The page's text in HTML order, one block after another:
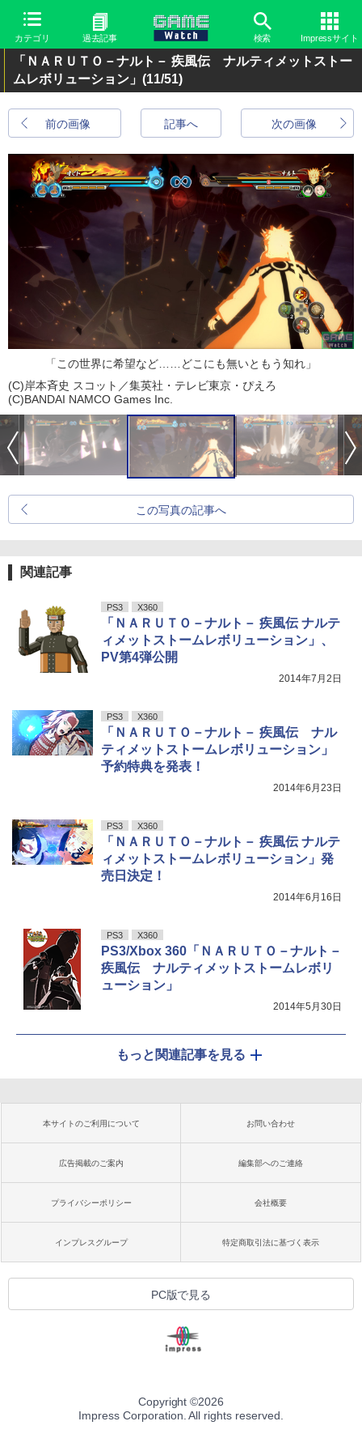
カテゴリ 過去記事 検索 Impressサイト
「ＮＡＲＵＴＯ－ナルト－ 疾風伝 ナルティメットストー
ムレボリューション」 (11/51)
前の画像 次の画像
記事へ
「この世界に希望など……どこにも無いともう知れ」
(C)岸本斉史 スコット／集英社・テレビ東京・ぴえろ
(C)BANDAI NAMCO Games Inc.
この写真の記事へ
関連記事
PS3 X360
「ＮＡＲＵＴＯ－ナルト－ 疾風伝 ナルテ
ィメットストームレボリューション」、
PV第4弾公開
2014年7月2日
PS3 X360
「ＮＡＲＵＴＯ－ナルト－ 疾風伝 ナル
ティメットストームレボリューション」
予約特典を発表！
2014年6月23日
PS3 X360
「ＮＡＲＵＴＯ－ナルト－ 疾風伝 ナルテ
ィメットストームレボリューション」発
売日決定！
2014年6月16日
PS3 X360
PS3/Xbox 360「ＮＡＲＵＴＯ－ナルト－
疾風伝 ナルティメットストームレボリ
ューション」
2014年5月30日
もっと関連記事を見る
本サイトのご利用について お問い合わせ
広告掲載のご案内 編集部へのご連絡
プライバシーポリシー 会社概要
インプレスグループ 特定商取引法に基づく表示
PC版で見る
Copyright ©2026
Impress Corporation. All rights reserved.